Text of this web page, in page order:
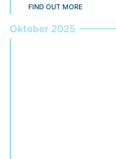
FIND OUT MORE
Oktober 2025